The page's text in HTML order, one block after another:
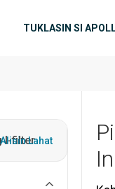
TUKLASIN SI
I-filter
Alisin Lahat